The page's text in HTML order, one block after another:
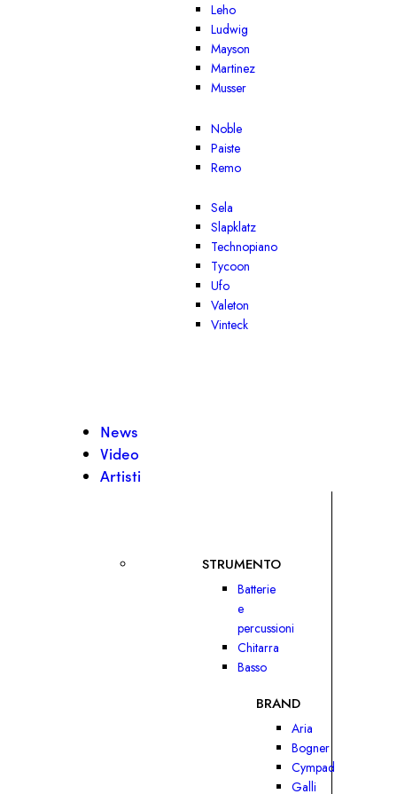
Leho
Ludwig
Mayson
Martinez
Musser
Noble
Paiste
Remo
Sela
Slapklatz
Technopiano
Tycoon
Ufo
Valeton
Vinteck
News
Video
Artisti
STRUMENTO
Batterie
e
percussioni
Chitarra
Basso
BRAND
Aria
Bogner
Cympad
Galli